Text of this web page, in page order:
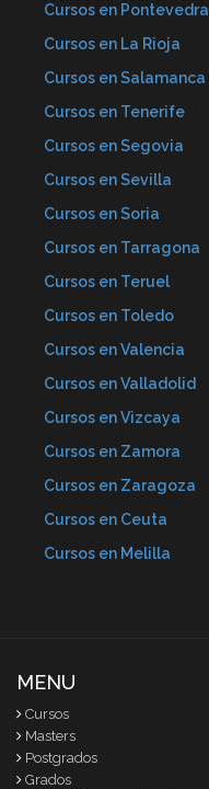
Cursos en Pontevedra
Cursos en La Rioja
Cursos en Salamanca
Cursos en Tenerife
Cursos en Segovia
Cursos en Sevilla
Cursos en Soria
Cursos en Tarragona
Cursos en Teruel
Cursos en Toledo
Cursos en Valencia
Cursos en Valladolid
Cursos en Vizcaya
Cursos en Zamora
Cursos en Zaragoza
Cursos en Ceuta
Cursos en Melilla
MENU
Cursos
Masters
Postgrados
Grados